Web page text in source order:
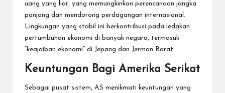
uang yang liar, yang memungkinkan perencanaan jangka
panjang dan mendorong perdagangan internasional.
Lingkungan yang stabil ini berkontribusi pada ledakan
pertumbuhan ekonomi di banyak negara, termasuk
“keajaiban ekonomi” di Jepang dan Jerman Barat.
Keuntungan Bagi Amerika Serikat
Sebagai pusat sistem, AS menikmati keuntungan yang